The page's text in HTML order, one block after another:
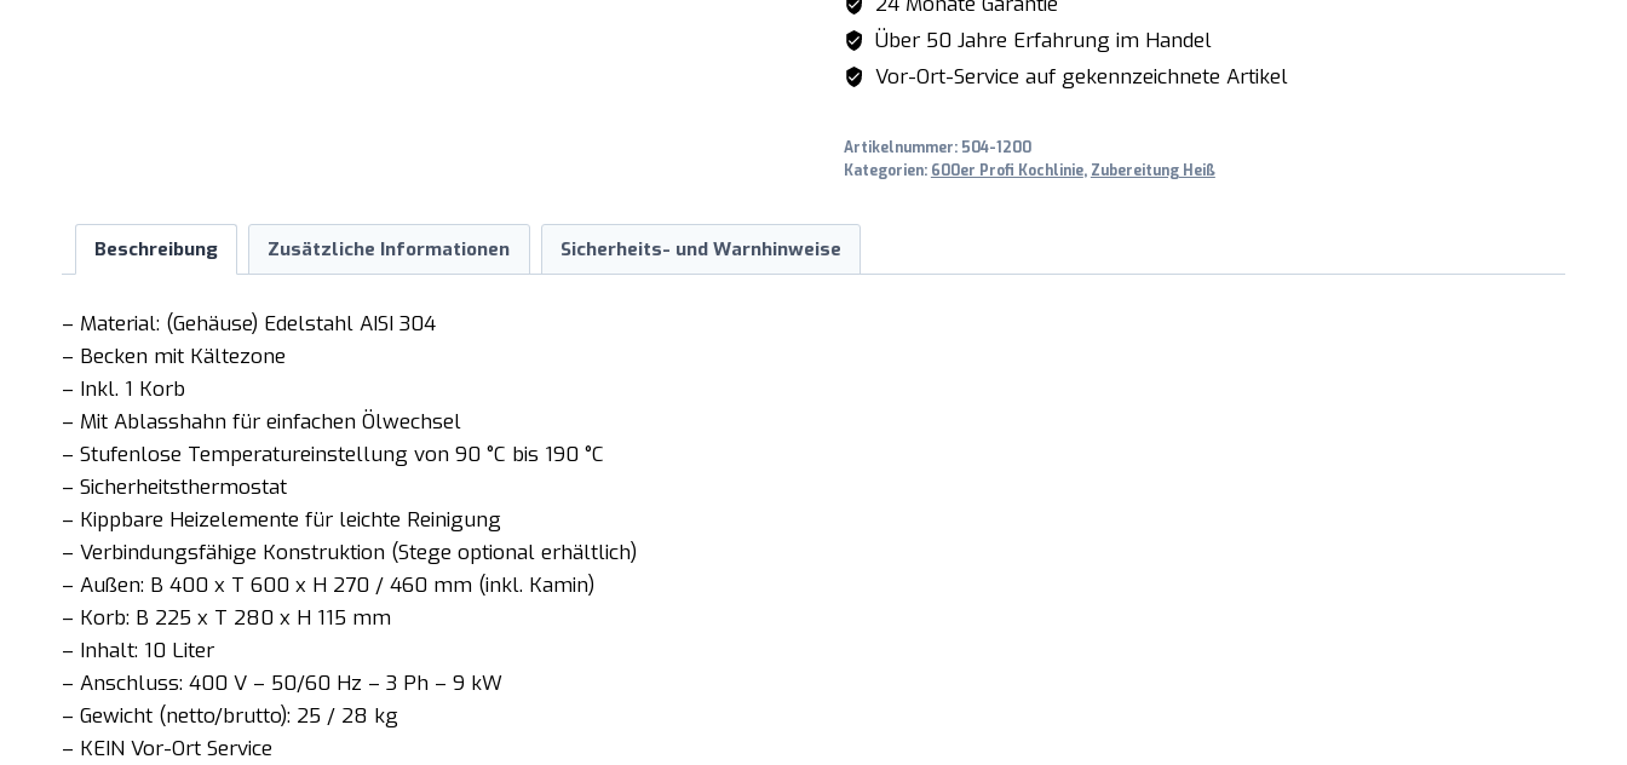
Modell
EF46
Menge
Über 50 Jahre Erfahrung im Handel
Vor-Ort-Service auf gekennzeichnete Artikel
Artikelnummer: 504-1200
Kategorien: 600er Profi Kochlinie, Zubereitung Heiß
Beschreibung Zusätzliche Informationen Sicherheits- und Warnhinweise
– Material: (Gehäuse) Edelstahl AISI 304
– Becken mit Kältezone
– Inkl. 1 Korb
– Mit Ablasshahn für einfachen Ölwechsel
– Stufenlose Temperatureinstellung von 90 °C bis 190 °C
– Sicherheitsthermostat
– Kippbare Heizelemente für leichte Reinigung
– Verbindungsfähige Konstruktion (Stege optional erhältlich)
– Außen: B 400 x T 600 x H 270 / 460 mm (inkl. Kamin)
– Korb: B 225 x T 280 x H 115 mm
– Inhalt: 10 Liter
– Anschluss: 400 V – 50/60 Hz – 3 Ph – 9 kW
– Gewicht (netto/brutto): 25 / 28 kg
– KEIN Vor-Ort Service